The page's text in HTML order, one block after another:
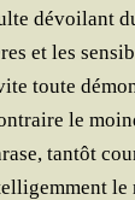
dévoi­lant
et les
toute
le
tan­tôt
le